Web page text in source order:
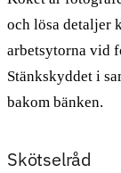
och lösa detaljer
arbetsytorna vid
Stänkskyddet i
bakom bänken.
Skötselråd